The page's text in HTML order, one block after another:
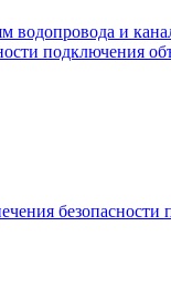
водопровода и
подключения
безопасности